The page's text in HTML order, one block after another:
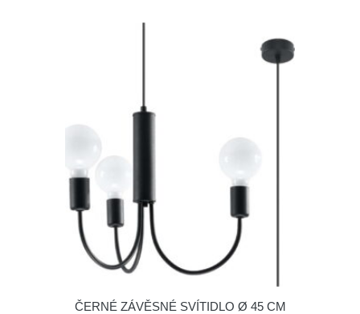
ČERNÉ ZÁVĚSNÉ SVÍTIDLO Ø 45 CM